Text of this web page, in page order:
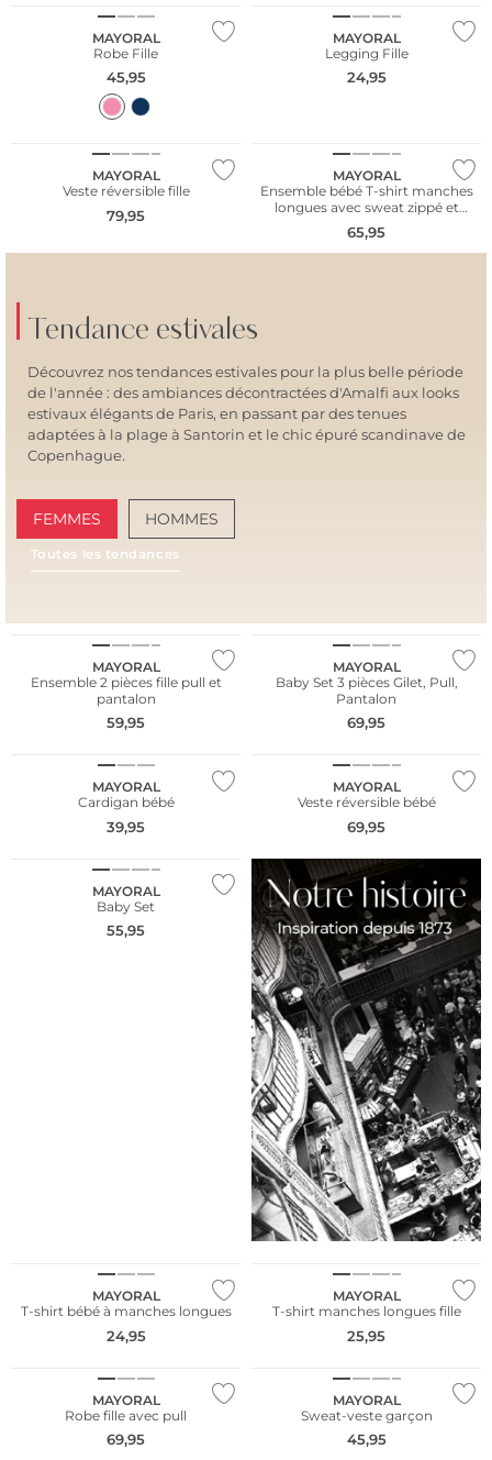
MAYORAL
Robe Fille
45,95
MAYORAL
Legging Fille
24,95
MAYORAL
Veste réversible fille
79,95
MAYORAL
Ensemble bébé T-shirt manches
longues avec sweat zippé et
pantalon
65,95
Tendance estivales
Découvrez nos tendances estivales pour la plus belle période
de l'année : des ambiances décontractées d'Amalfi aux looks
estivaux élégants de Paris, en passant par des tenues
adaptées à la plage à Santorin et le chic épuré scandinave de
Copenhague.
FEMMES HOMMES
Toutes les tendances
MAYORAL
Ensemble 2 pièces fille pull et
pantalon
59,95
MAYORAL
Baby Set 3 pièces Gilet, Pull,
Pantalon
69,95
MAYORAL
Cardigan bébé
39,95
MAYORAL
Veste réversible bébé
69,95
MAYORAL
Baby Set
55,95
MAYORAL
T-shirt bébé à manches longues
24,95
NOUVEAU
MAYORAL
T-shirt manches longues fille
25,95
MAYORAL
Robe fille avec pull
69,95
MAYORAL
Sweat-veste garçon
45,95